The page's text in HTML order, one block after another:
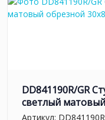
DD841190R/GR
светлый
Артикул: